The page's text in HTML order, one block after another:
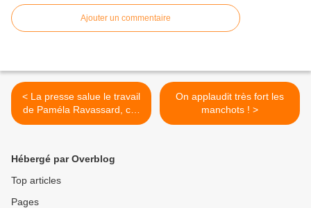
Ajouter un commentaire
< La presse salue le travail
de Paméla Ravassard, co-
directrice de Paradoxe(s)
On applaudit très fort les
manchots ! >
Hébergé par Overblog
Top articles
Pages